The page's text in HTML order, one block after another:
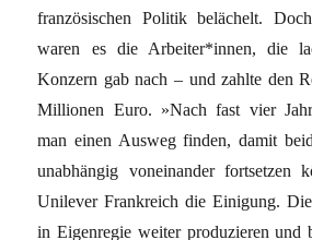
französischen Politik belächelt.
waren es die Arbeiter*innen, die
Konzern gab nach – und zahlte den
Millionen Euro. »Nach fast vier
man einen Ausweg finden, damit
unabhängig voneinander fortsetzen
Unilever Frankreich die Einigung.
in Eigenregie weiter produzieren und